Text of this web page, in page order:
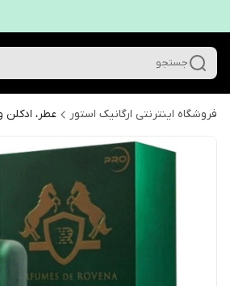
جستجو
فروشگاه اینترنتی ارگانیک استور عطر،